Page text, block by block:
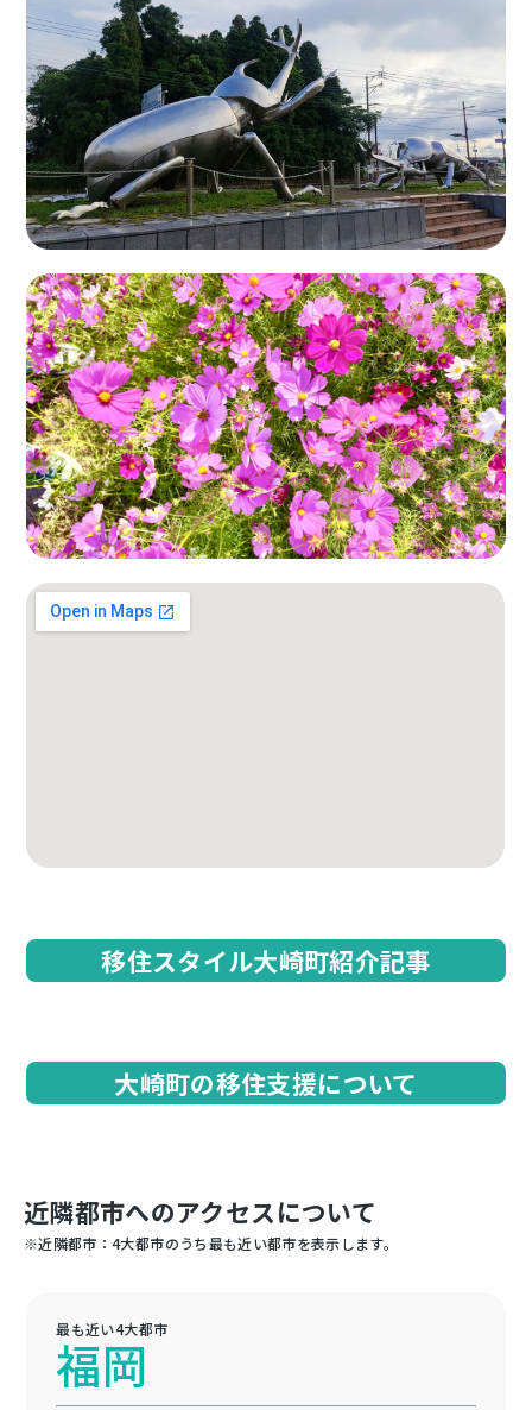
移住スタイル大崎町紹介記事
大崎町の移住支援について
近隣都市へのアクセスについて
※近隣都市：4大都市のうち最も近い都市を表示します。
最も近い4大都市
福岡